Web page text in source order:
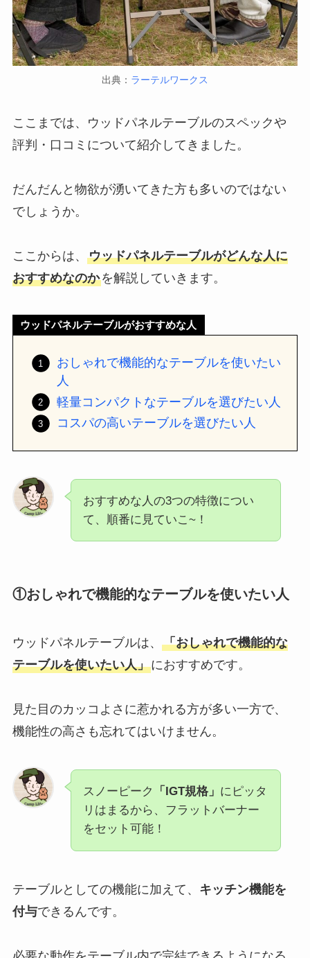
出典： ラーテルワークス
ここまでは、ウッドパネルテーブルのスペックや
評判・口コミについて紹介してきました。
だんだんと物欲が湧いてきた方も多いのではない
でしょうか。
ここからは、 ウッドパネルテーブルがどんな人に
おすすめなのかを解説していきます。
ウッドパネルテーブルがおすすめな人
おしゃれで機能的なテーブルを使いたい
人
軽量コンパクトなテーブルを選びたい人
コスパの高いテーブルを選びたい人
おすすめな人の3つの特徴につい
て、順番に見ていこ~！
①おしゃれで機能的なテーブルを使いたい人
ウッドパネルテーブルは、 「おしゃれで機能的な
テーブルを使いたい人」におすすめです。
見た目のカッコよさに惹かれる方が多い一方で、
機能性の高さも忘れてはいけません。
スノーピーク 「IGT規格」 にピッタ
リはまるから、フラットバーナー
をセット可能！
テーブルとしての機能に加えて、 キッチン機能を
付与できるんです。